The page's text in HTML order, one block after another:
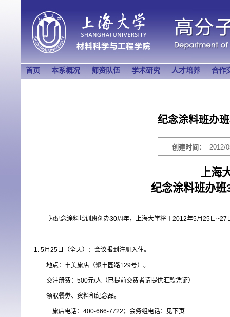
首页 本系概况 师资队伍 学术研究 人才培养 合作
纪念涂料班办
创建时间： 2012/
上海
纪念涂料班办班
为纪念涂料培训班创办30周年，上海大学将于2012年5月25日
1. 5月25日（全天）：会议报到注册入住。
地点：丰美旅店（聚丰园路129号）。
交注册费：500元/人（已提前交费者请提供汇款凭证）
领取餐劵、资料和纪念品。
旅店电话：400-666-7722；会务组电话：见下页